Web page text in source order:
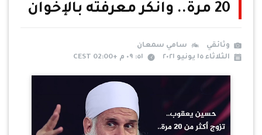
20 مرة.. وانكر معرفته بالإخوان
وثائقي
سامي سمعان
الثلاثاء ١٥ يونيو ٢٠٢١
٥١: ٠٩ م +02:00 CEST